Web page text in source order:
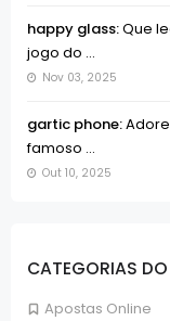
happy glass:Que
jogo do ...
Nov 03, 2025
gartic phone:
famoso ...
Out 10, 2025
CATEGORIAS DO
Apostas Online